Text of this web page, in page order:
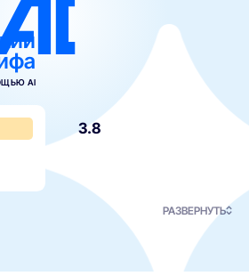
AI
3.8
РАЗВЕРНУТЬ